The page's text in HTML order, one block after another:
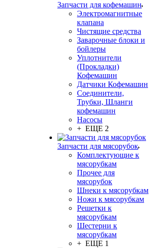
Запчасти для кофемашин
Электромагнитные
клапана
Чистящие средства
Заварочные блоки и
бойлеры
Уплотнители
(Прокладки)
Кофемашин
Датчики Кофемашин
Соединители,
Трубки, Шланги
кофемашин
Насосы
+ ЕЩЕ 2
Запчасти для мясорубок
Комплектующие к
мясорубкам
Прочее для
мясорубок
Шнеки к мясорубкам
Ножи к мясорубкам
Решетки к
мясорубкам
Шестерни к
мясорубкам
+ ЕЩЕ 1